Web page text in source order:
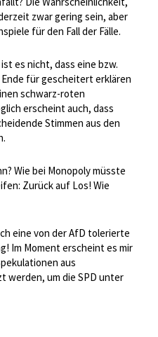
zwar gering sein, aber
für den Fall der Fälle.
es nicht, dass eine bzw.
für gescheitert erklären
schwarz-roten
erscheint auch, dass
Stimmen aus den
Wie bei Monopoly müsste
Zurück auf Los! Wie
eine von der AfD tolerierte
Im Moment erscheint es mir
aus
werden, um die SPD unter